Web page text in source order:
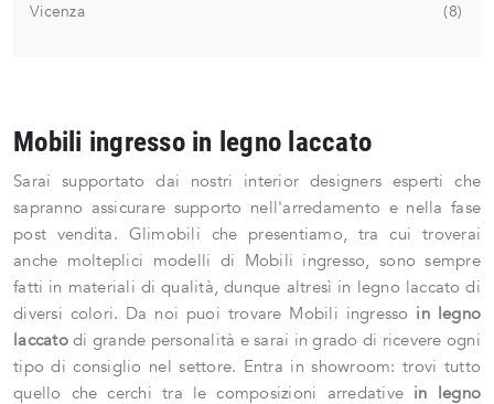
Vicenza
8
Mobili ingresso in legno laccato
Sarai supportato dai nostri interior designers esperti che
sapranno assicurare supporto nell'arredamento e nella fase
post vendita. Glimobili che presentiamo, tra cui troverai
anche molteplici modelli di Mobili ingresso, sono sempre
fatti in materiali di qualità, dunque altresì in legno laccato di
diversi colori. Da noi puoi trovare Mobili ingresso in legno
laccatodi grande personalità e sarai in grado di ricevere ogni
tipo di consiglio nel settore. Entra in showroom: trovi tutto
quello che cerchi tra le composizioni arredative in legno